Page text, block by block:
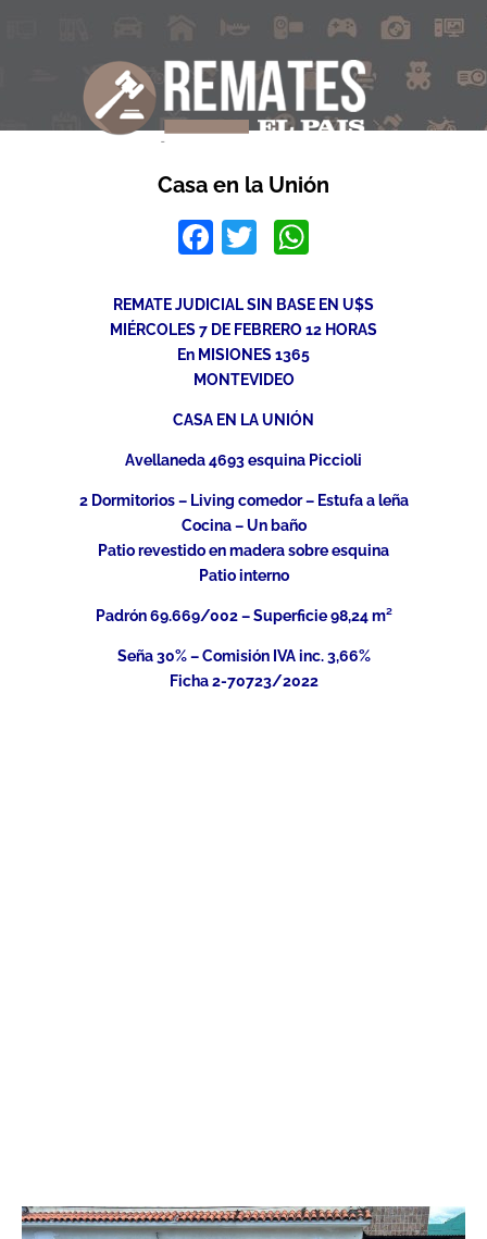
Casa en la Unión
Facebook
Twitter
REMATE JUDICIAL SIN BASE EN U$S
MIÉRCOLES 7 DE FEBRERO 12 HORAS
En MISIONES 1365
MONTEVIDEO
CASA EN LA UNIÓN
Avellaneda 4693 esquina Piccioli
2 Dormitorios – Living comedor – Estufa a leña
Cocina – Un baño
Patio revestido en madera sobre esquina
Patio interno
Padrón 69.669/002 – Superficie 98,24 m²
Seña 30% – Comisión IVA inc. 3,66%
Ficha 2-70723/2022